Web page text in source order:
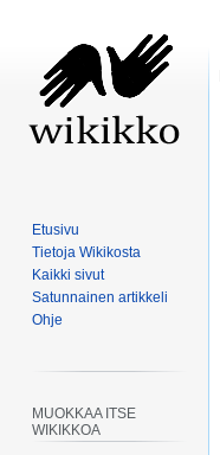
Etusivu
Tietoja Wikikosta
Kaikki sivut
Satunnainen artikkeli
Ohje
MUOKKAA ITSE
WIKIKKOA